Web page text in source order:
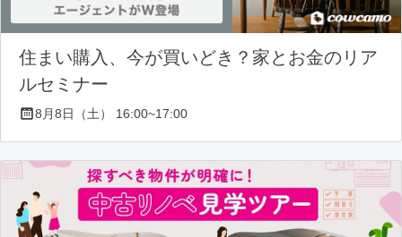
住まい購入、今が買いどき？家とお金のリア
ルセミナー
8月8日（土） 16:00~17:00